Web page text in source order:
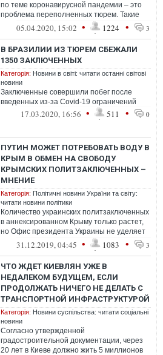
по теме коронавирусной пандемии – это
проблема переполненных тюрем. Такие
изолированные и набитые битком места,
05.04.2020, 15:02 • 1224 • 3
В БРАЗИЛИИ ИЗ ТЮРЕМ СБЕЖАЛИ
1350 ЗАКЛЮЧЕННЫХ
Категорія: Новини в світі: читати останні світові
новини
Заключенные совершили побег после
введенных из-за Сovid-19 ограничений
17.03.2020, 16:56 • 511 • 0
ПУТИН МОЖЕТ ПОТРЕБОВАТЬ ВОДУ В
КРЫМ В ОБМЕН НА СВОБОДУ
КРЫМСКИХ ПОЛИТЗАКЛЮЧЕННЫХ –
МНЕНИЕ
Категорія: Політичні новини України та світу:
читати новини політики
Количество украинских политзаключенных
в аннексированном Крыму только растет,
но Офис президента Украины не уделяет
этой теме должного внимания.
31.12.2019, 04:45 • 1083 • 3
ЧТО ЖДЕТ КИЕВЛЯН УЖЕ В
НЕДАЛЕКОМ БУДУЩЕМ, ЕСЛИ
ПРОДОЛЖАТЬ НИЧЕГО НЕ ДЕЛАТЬ С
ТРАНСПОРТНОЙ ИНФРАСТРУКТУРОЙ
Категорія: Новини суспільства: читати соціальні
новини
Согласно утвержденной
градостроительной документации, через
20 лет в Киеве должно жить 5 миллионов